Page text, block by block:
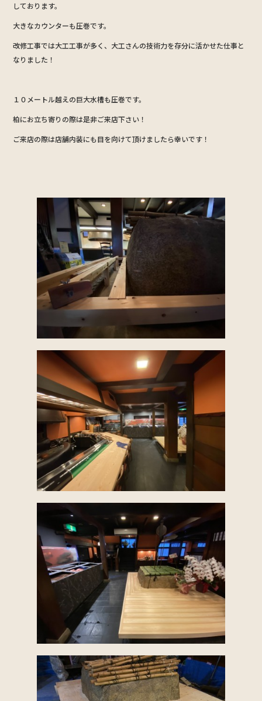
しております。
大きなカウンターも圧巻です。
改修工事では大工工事が多く、大工さんの技術力を存分に活かせた仕事と
なりました！
１０メートル越えの巨大水槽も圧巻です。
柏にお立ち寄りの際は是非ご来店下さい！
ご来店の際は店舗内装にも目を向けて頂けましたら幸いです！